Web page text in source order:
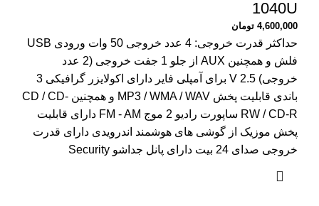
1040U
4,600,000 تومان
حداکثر قدرت خروجی: 4 عدد خروجی 50 وات ورودی USB
فلش و همچنین AUX از جلو 1 جفت خروجی (2 عدد
خروجی) 2.5 V برای آمپلی فایر دارای اکولایزر گرافیکی 3
باندی قابلیت پخش MP3 / WMA / WAV و همچنین CD / CD-
RW / CD-R ساپورت رادیو 2 موج FM - AM دارای قابلیت
پخش موزیک از گوشی های هوشمند اندرویدی دارای قدرت
خروجی صدای 24 بیت دارای پانل جداشو Security